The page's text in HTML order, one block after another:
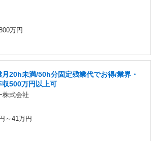
万円
20h未満/50h分固定残業代でお得/業界・
500万円以上可
株式会社
～41万円